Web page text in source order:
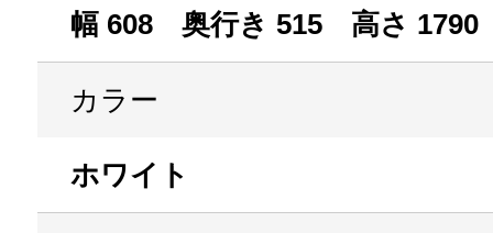
幅 608 奥行き 515 高さ 1790
カラー
ホワイト